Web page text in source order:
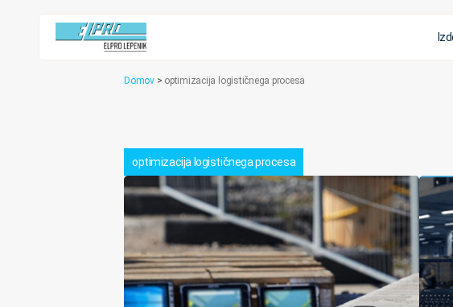
Domov > optimizacija logističnega procesa
optimizacija logističnega procesa